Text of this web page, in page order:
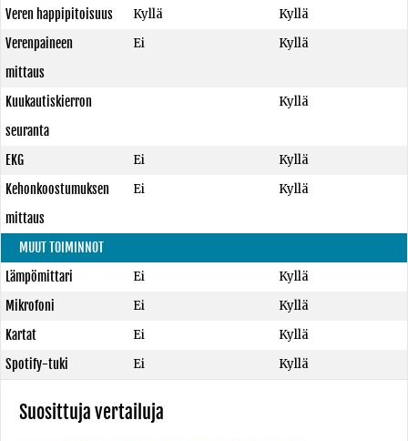
Veren happipitoisuus
Kyllä
Kyllä
Verenpaineen
mittaus
Ei Kyllä
Kuukautiskierron
seuranta
Kyllä
EKG Ei
Kyllä
Kehonkoostumuksen
mittaus
Ei Kyllä
MUUT TOIMINNOT
Lämpömittari
Ei
Kyllä
Mikrofoni
Ei
Kyllä
Kartat
Ei
Kyllä
Spotify-tuki
Ei Kyllä
Suosittuja vertailuja